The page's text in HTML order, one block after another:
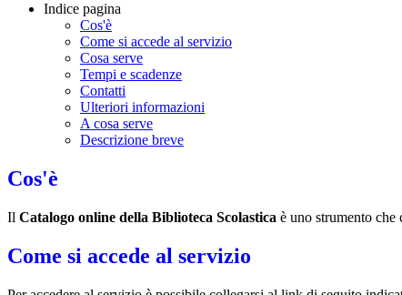
Indice pagina
Cos'è
Come si accede al servizio
Cosa serve
Tempi e scadenze
Contatti
Ulteriori informazioni
A cosa serve
Descrizione breve
Cos'è
Il Catalogo online della Biblioteca Scolastica è uno strumento
Come si accede al servizio